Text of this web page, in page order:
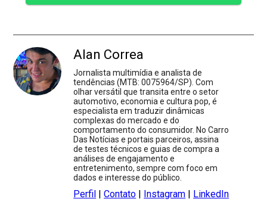
Alan Correa
Jornalista multimídia e analista de
tendências (MTB: 0075964/SP). Com
olhar versátil que transita entre o setor
automotivo, economia e cultura pop, é
especialista em traduzir dinâmicas
complexas do mercado e do
comportamento do consumidor. No Carro
Das Notícias e portais parceiros, assina
de testes técnicos e guias de compra a
análises de engajamento e
entretenimento, sempre com foco em
dados e interesse do público.
Perfil |Contato Instagram LinkedIn